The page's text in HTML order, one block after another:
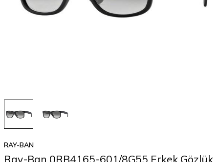
RAY-BAN
Ray-Ban 0RB4165-601/8G55 Erkek Gözlük